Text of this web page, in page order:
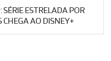
SÉRIE ESTRELADA POR
CHEGA AO DISNEY+